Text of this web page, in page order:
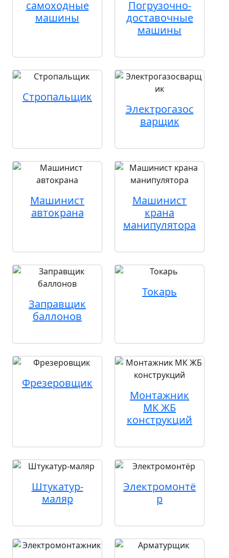
самоходные
машины
Погрузочно-
доставочные
машины
Стропальщик
Электрогазос
варщик
Машинист
автокрана
Машинист
крана
манипулятора
Заправщик
баллонов
Токарь
Фрезеровщик
Монтажник
МК ЖБ
конструкций
Штукатур-
маляр
Электромонтё
р